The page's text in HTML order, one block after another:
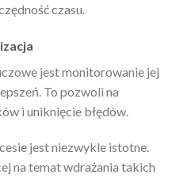
czasu.
jest monitorowanie jej
To pozwoli na
i uniknięcie błędów.
jest niezwykle istotne.
na temat wdrażania takich